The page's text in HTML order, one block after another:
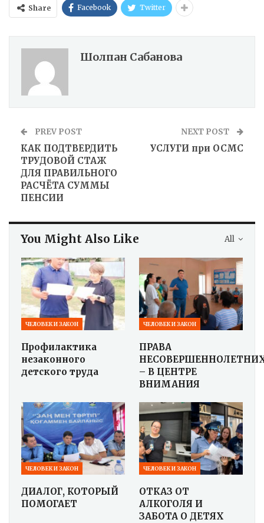
Share Facebook Twitter
Шолпан Сабанова
PREV POST
КАК ПОДТВЕРДИТЬ
ТРУДОВОЙ СТАЖ
ДЛЯ ПРАВИЛЬНОГО
РАСЧЁТА СУММЫ
ПЕНСИИ
NEXT POST
УСЛУГИ при ОСМС
All
You Might Also Like
ЧЕЛОВЕК И ЗАКОН
Профилактика
незаконного
детского труда
ЧЕЛОВЕК И ЗАКОН
ПРАВА
– В ЦЕНТРЕ
ВНИМАНИЯ
ЧЕЛОВЕК И ЗАКОН
ДИАЛОГ, КОТОРЫЙ
ПОМОГАЕТ
ЧЕЛОВЕК И ЗАКОН
ОТКАЗ ОТ
АЛКОГОЛЯ И
ЗАБОТА О ДЕТЯХ